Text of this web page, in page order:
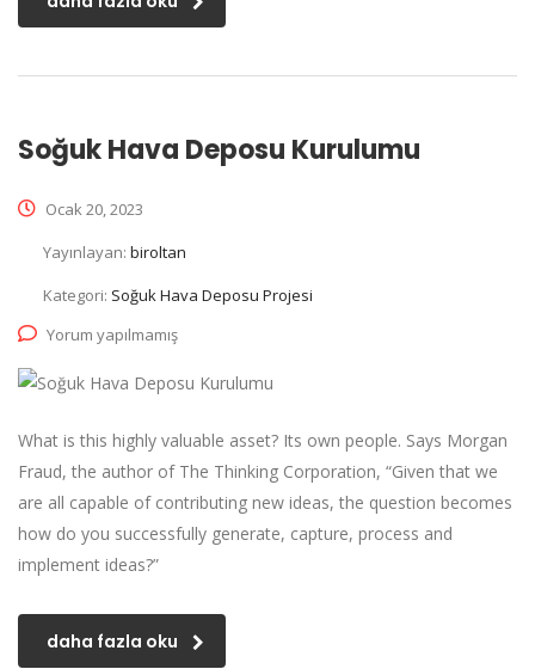
Soğuk Hava Deposu Kurulumu
Ocak 20, 2023
Yayınlayan: biroltan
Kategori: Soğuk Hava Deposu Projesi
Yorum yapılmamış
What is this highly valuable asset? Its own people. Says Morgan
Fraud, the author of The Thinking Corporation, “Given that we
are all capable of contributing new ideas, the question becomes
how do you successfully generate, capture, process and
implement ideas?”
daha fazla oku